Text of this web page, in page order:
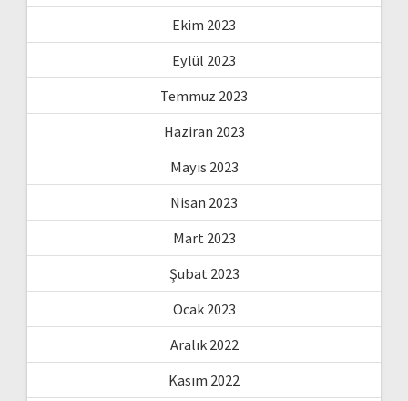
Ekim 2023
Eylül 2023
Temmuz 2023
Haziran 2023
Mayıs 2023
Nisan 2023
Mart 2023
Şubat 2023
Ocak 2023
Aralık 2022
Kasım 2022